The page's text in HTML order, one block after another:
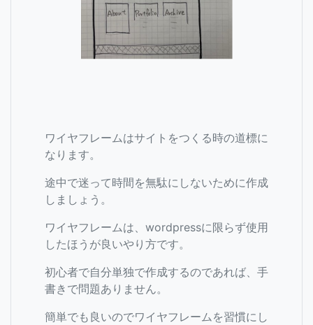
ワイヤフレームはサイトをつくる時の道標に
なります。
途中で迷って時間を無駄にしないために作成
しましょう。
ワイヤフレームは、wordpressに限らず使用
したほうが良いやり方です。
初心者で自分単独で作成するのであれば、手
書きで問題ありません。
簡単でも良いのでワイヤフレームを習慣にし